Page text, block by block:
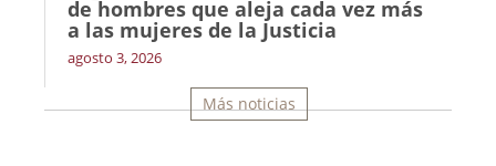
de hombres que aleja cada vez más
a las mujeres de la Justicia
agosto 3, 2026
Más noticias